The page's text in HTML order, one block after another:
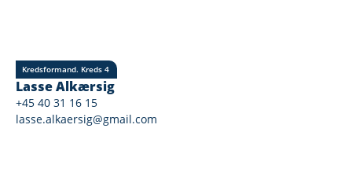
Kredsformand. Kreds 4
Lasse Alkærsig
+45 40 31 16 15
lasse.alkaersig@gmail.com